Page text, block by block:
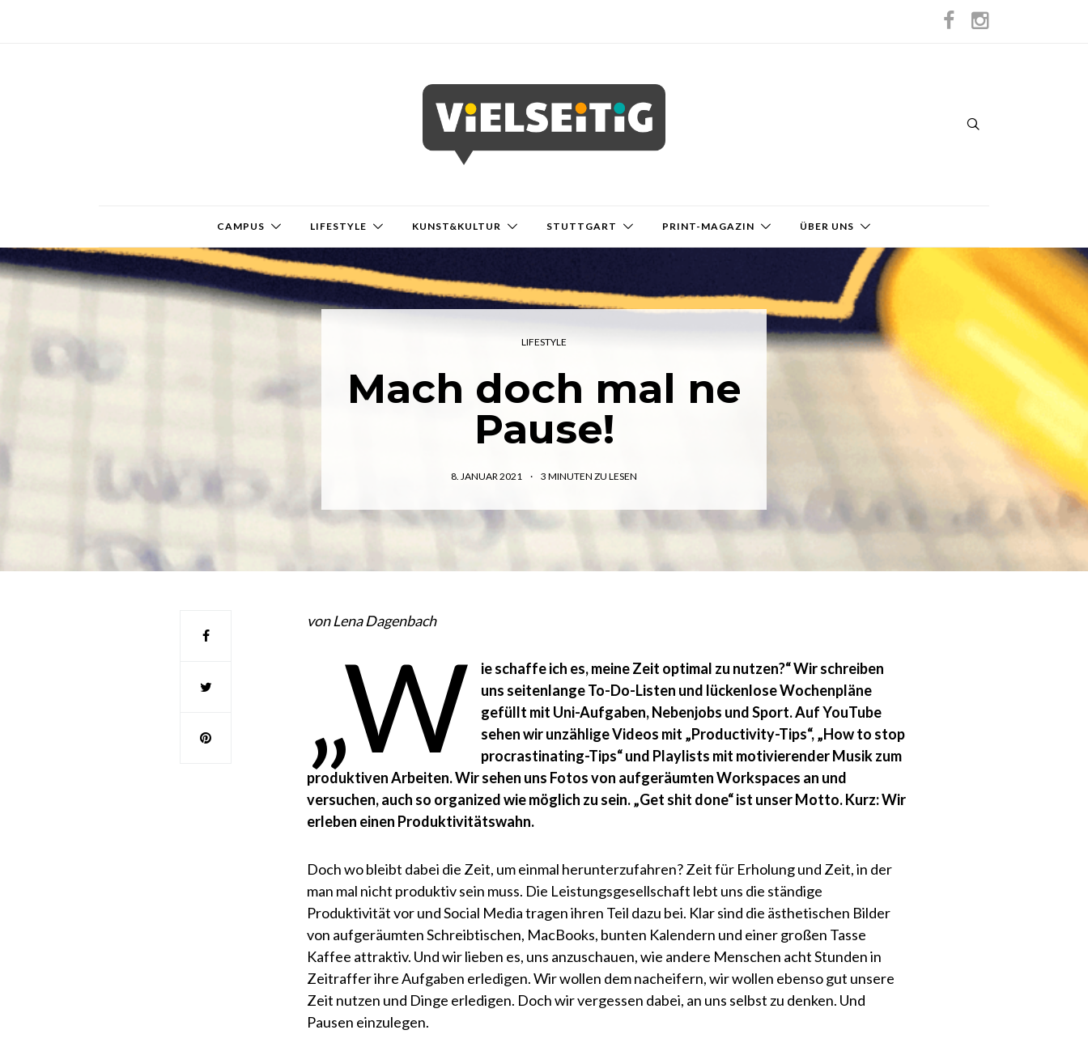
CAMPUS LIFESTYLE KUNST&KULTUR STUTTGART PRINT-MAGAZIN ÜBER UNS
LIFESTYLE
Mach doch mal ne
Pause!
8. JANUAR 2021 3 MINUTEN ZU LESEN
von Lena Dagenbach
„W
ie schaffe ich es, meine Zeit optimal zu nutzen?“ Wir schreiben
uns seitenlange To-Do-Listen und lückenlose Wochenpläne
gefüllt mit Uni-Aufgaben, Nebenjobs und Sport. Auf YouTube
sehen wir unzählige Videos mit „Productivity-Tips“, „How to stop
procrastinating-Tips“ und Playlists mit motivierender Musik zum
produktiven Arbeiten. Wir sehen uns Fotos von aufgeräumten Workspaces an und
versuchen, auch so organized wie möglich zu sein. „Get shit done“ ist unser Motto. Kurz: Wir
erleben einen Produktivitätswahn.
Doch wo bleibt dabei die Zeit, um einmal herunterzufahren? Zeit für Erholung und Zeit, in der
man mal nicht produktiv sein muss. Die Leistungsgesellschaft lebt uns die ständige
Produktivität vor und Social Media tragen ihren Teil dazu bei. Klar sind die ästhetischen Bilder
von aufgeräumten Schreibtischen, MacBooks, bunten Kalendern und einer großen Tasse
Kaffee attraktiv. Und wir lieben es, uns anzuschauen, wie andere Menschen acht Stunden in
Zeitraffer ihre Aufgaben erledigen. Wir wollen dem nacheifern, wir wollen ebenso gut unsere
Zeit nutzen und Dinge erledigen. Doch wir vergessen dabei, an uns selbst zu denken. Und
Pausen einzulegen.